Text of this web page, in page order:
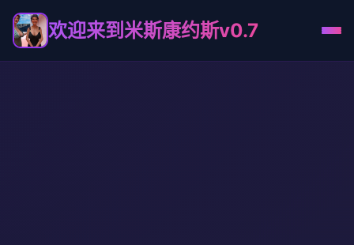
欢迎来到米斯康约斯v0.7